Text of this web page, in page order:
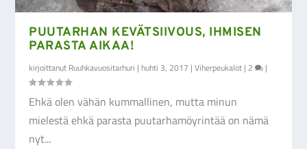
PUUTARHAN KEVÄTSIIVOUS, IHMISEN
PARASTA AIKAA!
kirjoittanut Ruuhkavuositarhuri | huhti 3, 2017 |Viherpeukalot | 2 |
Ehkä olen vähän kummallinen, mutta minun
mielestä ehkä parasta puutarhamöyrintää on nämä
nyt...